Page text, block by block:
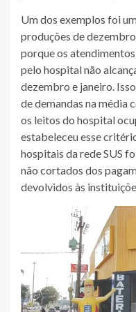
Um dos exemplos foi
produções de
porque os
pelo hospital não
dezembro e janeiro.
de demandas na média
os leitos do hospital
estabeleceu esse
hospitais da rede SUS
não cortados dos
devolvidos às